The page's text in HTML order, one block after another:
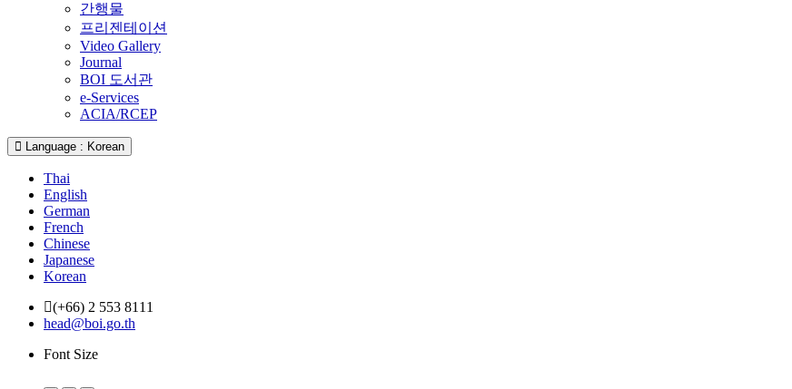
간행물
프리젠테이션
Video Gallery
Journal
BOI 도서관
e-Services
ACIA/RCEP
Language : Korean
Thai
English
German
French
Chinese
Japanese
Korean
(+66) 2 553 8111
head@boi.go.th
Font Size